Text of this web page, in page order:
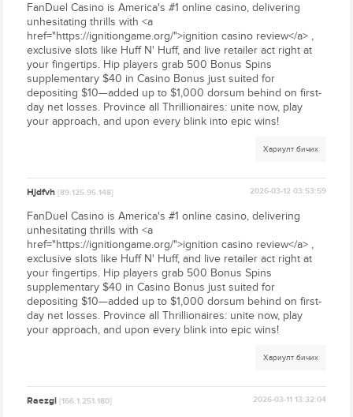
FanDuel Casino is America's #1 online casino, delivering
unhesitating thrills with <a
href="https://ignitiongame.org/">ignition casino review</a> ,
exclusive slots like Huff N' Huff, and live retailer act right at
your fingertips. Hip players grab 500 Bonus Spins
supplementary $40 in Casino Bonus just suited for
depositing $10—added up to $1,000 dorsum behind on first-
day net losses. Province all Thrillionaires: unite now, play
your approach, and upon every blink into epic wins!
Хариулт бичих
Hjdfvh[89.125.95.148] 2026-03-12 03:53:59
FanDuel Casino is America's #1 online casino, delivering
unhesitating thrills with <a
href="https://ignitiongame.org/">ignition casino review</a> ,
exclusive slots like Huff N' Huff, and live retailer act right at
your fingertips. Hip players grab 500 Bonus Spins
supplementary $40 in Casino Bonus just suited for
depositing $10—added up to $1,000 dorsum behind on first-
day net losses. Province all Thrillionaires: unite now, play
your approach, and upon every blink into epic wins!
Хариулт бичих
Raezgi[166.1.251.180] 2026-03-11 13:32:04